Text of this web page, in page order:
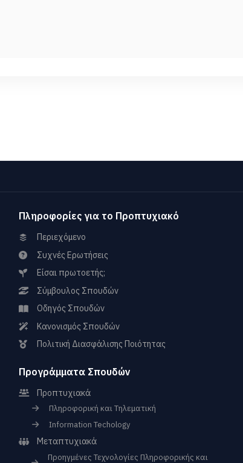
Πληροφορίες για το Προπτυχιακό
Περιεχόμενο
Συχνές Ερωτήσεις
Είσαι πρωτοετής;
Σύμβουλος Σπουδών
Οδηγός Σπουδών
Κανονισμός Σπουδών
Πολιτική Διασφάλισης Ποιότητας
Προγράμματα Σπουδών
Προπτυχιακά
Πληροφορική και Τηλεματική
Information Techology
Μεταπτυχιακά
Προηγμένες Τεχνολογίες Πληροφορικής και